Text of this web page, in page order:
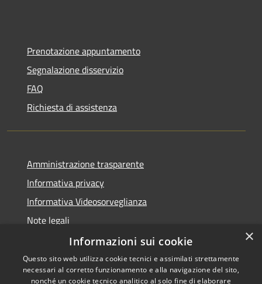
Prenotazione appuntamento
Segnalazione disservizio
FAQ
Richiesta di assistenza
Amministrazione trasparente
Informativa privacy
Informativa Videosorveglianza
Note legali
Dichiarazione di accessibilità
×
Informazioni sui cookie
Questo sito web utilizza cookie tecnici e assimilati strettamente
necessari al corretto funzionamento e alla navigazione del sito,
nonché un cookie tecnico analitico al solo fine di elaborare